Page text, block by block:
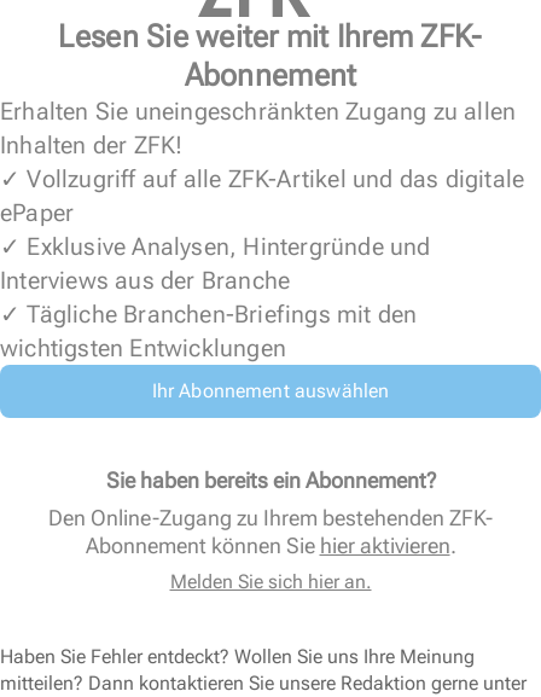
Lesen Sie weiter mit Ihrem ZFK-
Abonnement
Erhalten Sie uneingeschränkten Zugang zu allen
Inhalten der ZFK!
✓ Vollzugriff auf alle ZFK-Artikel und das digitale
ePaper
✓ Exklusive Analysen, Hintergründe und
Interviews aus der Branche
✓ Tägliche Branchen-Briefings mit den
wichtigsten Entwicklungen
Ihr Abonnement auswählen
Sie haben bereits ein Abonnement?
Den Online-Zugang zu Ihrem bestehenden ZFK-
Abonnement können Sie hier aktivieren.
Melden Sie sich hier an.
Haben Sie Fehler entdeckt? Wollen Sie uns Ihre Meinung
mitteilen? Dann kontaktieren Sie unsere Redaktion gerne unter